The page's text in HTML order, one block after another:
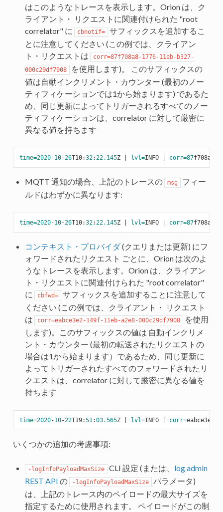
はこのようなトレースを表示します。Orion は、ク
ライアント・ リクエストに関連付けられた "root
correlator" に
cbnotif=
サフィックスを追加するこ
とに注意してください (この例では、クライアン
ト・リクエストは
corr=87f708a8-1776-11eb-b327-
000c29df7908
を使用します)。 このサフィックスの
値は自動インクリメント・カウンター (最初のノー
ティフィケーションでは1から始まります) であるた
め、同じ更新によってトリガーされるすべてのノー
ティフィケーションは、correlator に対して厳密に
異なる値を持ちます
time=2020-10-26T10:32: 22.145Z | lvl=INFO | corr=87f708a8-
MQTT 通知の場合、上記のトレースの msg
フィー
ルドはわずかに異なります:
time=2020-10-26T10:32: 22.145Z | lvl=INFO | corr=87f708a8-
コンテキスト・プロバイダ(クエリまたは更新) にフ
ォワードされたリクエスト ごとに、Orion は次のよ
うなトレースを表示します。Orion は、クライアン
ト・リクエストに関連付けられた "root correlator"
に
cbfwd=
サフィックスを追加することに注意して
ください (この例では、クライアント・ リクエスト
は
corr=eabce3e2-149f-11eb-a2e8-000c29df7908
を使用
します)。このサフィックスの値は 自動インクリメ
ント・カウンター (最初の転送されたリクエストの
場合は1から始まります）であるため、同じ更新に
よってトリガーされたすべてのフォワードされたリ
クエストは、correlator に対して厳密に異なる値を
持ちます
time=2020-10-22T19:51 :03.565Z | lvl=INFO | corr=eabce3e2-
いくつかの追加の考慮事項:
-logInfoPayloadMaxSize CLI 設定 (または、 log admin
REST API の -logInfoPayloadMaxSize
パラメータ)
は、上記のトレース内のペイロードの最大サイズを
指定するために使用されます。 ペイロードがこの制